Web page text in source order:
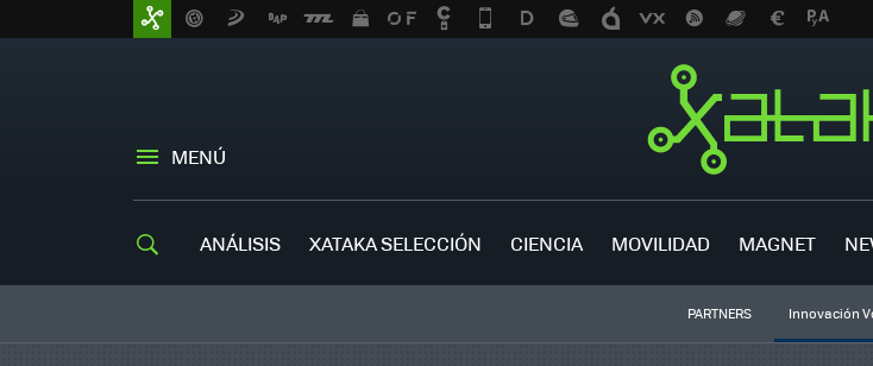
MENÚ
ANÁLISIS XATAKA SELECCIÓN CIENCIA MOVILIDAD MAGNET
PARTNERS Innovación